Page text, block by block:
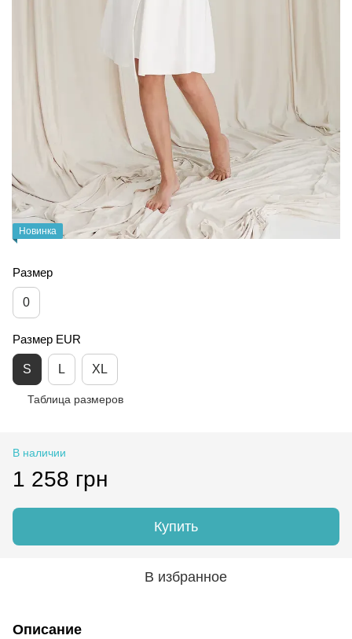
Новинка
Размер
0
Размер EUR
S L XL
Таблица размеров
В наличии
1 258 грн
Купить
В избранное
Описание